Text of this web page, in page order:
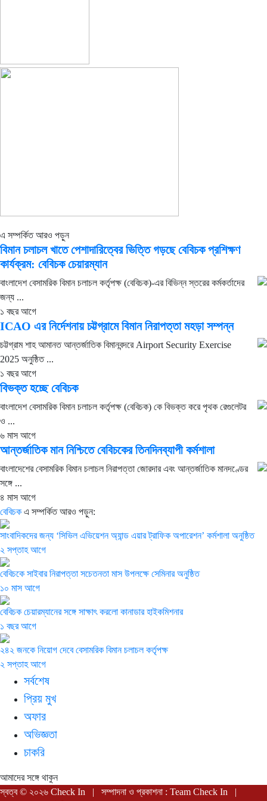
এ সম্পর্কিত আরও পড়ুন
বিমান চলাচল খাতে পেশাদারিত্বের ভিত্তি গড়ছে বেবিচক প্রশিক্ষণ
কার্যক্রম: বেবিচক চেয়ারম্যান
বাংলাদেশ বেসামরিক বিমান চলাচল কর্তৃপক্ষ (বেবিচক)-এর বিভিন্ন স্তরের কর্মকর্তাদের
জন্য ...
১ বছর আগে
ICAO এর নির্দেশনায় চট্টগ্রামে বিমান নিরাপত্তা মহড়া সম্পন্ন
চট্টগ্রাম শাহ আমানত আন্তর্জাতিক বিমানবন্দরে Airport Security Exercise
2025 অনুষ্ঠিত ...
১ বছর আগে
বিভক্ত হচ্ছে বেবিচক
বাংলাদেশ বেসামরিক বিমান চলাচল কর্তৃপক্ষ (বেবিচক) কে বিভক্ত করে পৃথক রেগুলেটর
ও ...
৬ মাস আগে
আন্তর্জাতিক মান নিশ্চিতে বেবিচকের তিনদিনব্যাপী কর্মশালা
বাংলাদেশের বেসামরিক বিমান চলাচল নিরাপত্তা জোরদার এবং আন্তর্জাতিক মানদণ্ডের
সঙ্গে ...
৪ মাস আগে
বেবিচক এ সম্পর্কিত আরও পড়ুন:
সাংবাদিকদের জন্য ‘সিভিল এভিয়েশন অ্যান্ড এয়ার ট্রাফিক অপারেশন’ কর্মশালা অনুষ্ঠিত
২ সপ্তাহ আগে
বেবিচকে সাইবার নিরাপত্তা সচেতনতা মাস উপলক্ষে সেমিনার অনুষ্ঠিত
১০ মাস আগে
বেবিচক চেয়ারম্যানের সঙ্গে সাক্ষাৎ করলো কানাডার হাইকমিশনার
১ বছর আগে
২৪২ জনকে নিয়োগ দেবে বেসামরিক বিমান চলাচল কর্তৃপক্ষ
২ সপ্তাহ আগে
সর্বশেষ
প্রিয় মুখ
অফার
অভিজ্ঞতা
চাকরি
আমাদের সঙ্গে থাকুন
স্বত্ব © ২০২৬ Check In | সম্পাদনা ও প্রকাশনা : Team Check In |